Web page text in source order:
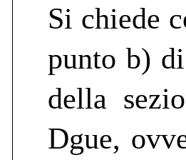
Si chiede
punto b)
della
Dgue,